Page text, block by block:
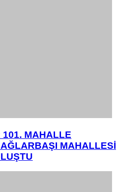
MAHALLE
MAHALLESİ